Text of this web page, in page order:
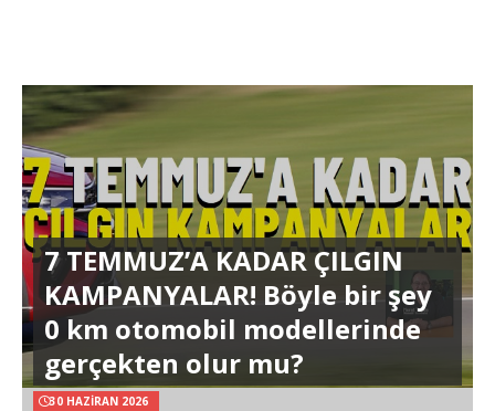
7 TEMMUZ’A KADAR ÇILGIN
KAMPANYALAR! Böyle bir şey
0 km otomobil modellerinde
gerçekten olur mu?
30 HAZIRAN 2026